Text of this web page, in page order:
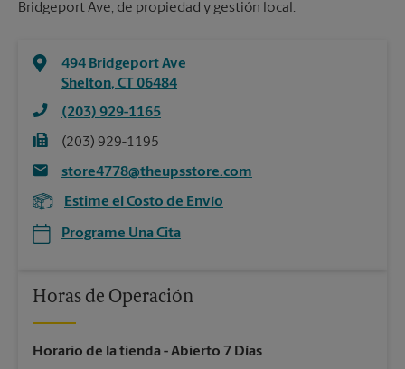
Bridgeport Ave, de propiedad y gestión local.
494 Bridgeport Ave
Shelton, CT 06484
(203) 929-1165
(203) 929-1195
store4778@theupsstore.com
Estime el Costo de Envío
Programe Una Cita
Horas de Operación
Horario de la tienda- Abierto 7 Días